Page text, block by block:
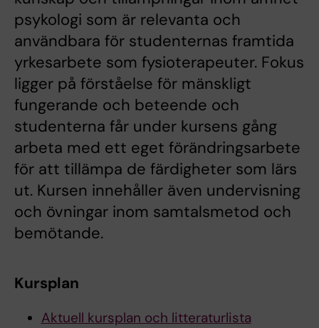
psykologi som är relevanta och
användbara för studenternas framtida
yrkesarbete som fysioterapeuter. Fokus
ligger på förståelse för mänskligt
fungerande och beteende och
studenterna får under kursens gång
arbeta med ett eget förändringsarbete
för att tillämpa de färdigheter som lärs
ut. Kursen innehåller även undervisning
och övningar inom samtalsmetod och
bemötande.
Kursplan
Aktuell kursplan och litteraturlista